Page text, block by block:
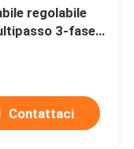
regolabile
3-fase
Contattaci